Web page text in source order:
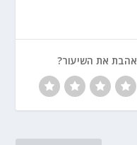
אהבת את השיעור?